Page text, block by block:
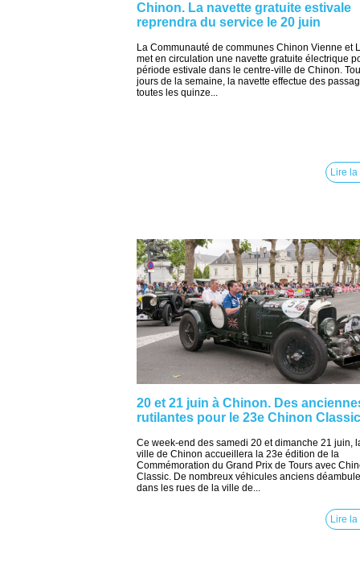
Chinon. La navette gratuite estivale
reprendra du service le 20 juin
La Communauté de communes Chinon Vienne et
met en circulation une navette gratuite électrique
période estivale dans le centre-ville de Chinon.
jours de la semaine, la navette effectue des
toutes les quinze...
Lire la
20 et 21 juin à Chinon. Des
rutilantes pour le 23e Chinon Classic
Ce week-end des samedi 20 et dimanche 21 juin,
ville de Chinon accueillera la 23e édition de la
Commémoration du Grand Prix de Tours avec
Classic. De nombreux véhicules anciens
dans les rues de la ville de...
Lire la